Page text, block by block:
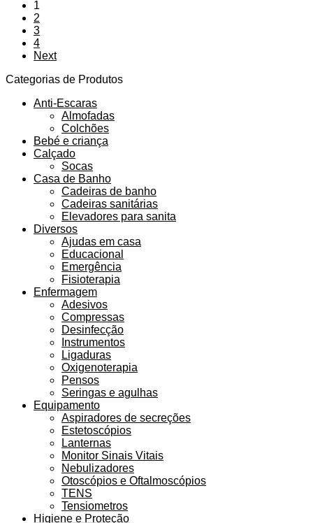
1
2
3
4
Next
Categorias de Produtos
Anti-Escaras
Almofadas
Colchões
Bebé e criança
Calçado
Socas
Casa de Banho
Cadeiras de banho
Cadeiras sanitárias
Elevadores para sanita
Diversos
Ajudas em casa
Educacional
Emergência
Fisioterapia
Enfermagem
Adesivos
Compressas
Desinfecção
Instrumentos
Ligaduras
Oxigenoterapia
Pensos
Seringas e agulhas
Equipamento
Aspiradores de secreções
Estetoscópios
Lanternas
Monitor Sinais Vitais
Nebulizadores
Otoscópios e Oftalmoscópios
TENS
Tensiometros
Higiene e Proteção